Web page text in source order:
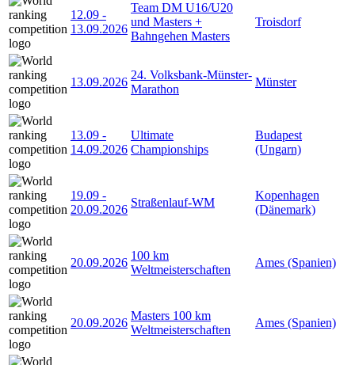
12.09 -
13.09.2026
Team DM U16/U20
und Masters +
Bahngehen Masters
Troisdorf
13.09.2026
24. Volksbank-Münster-
Marathon
Münster
13.09 -
14.09.2026
Ultimate
Championships
Budapest
(Ungarn)
19.09 -
20.09.2026
Straßenlauf-WM
Kopenhagen
(Dänemark)
20.09.2026
100 km
Weltmeisterschaften
Ames (Spanien)
20.09.2026
Masters 100 km
Weltmeisterschaften
Ames (Spanien)